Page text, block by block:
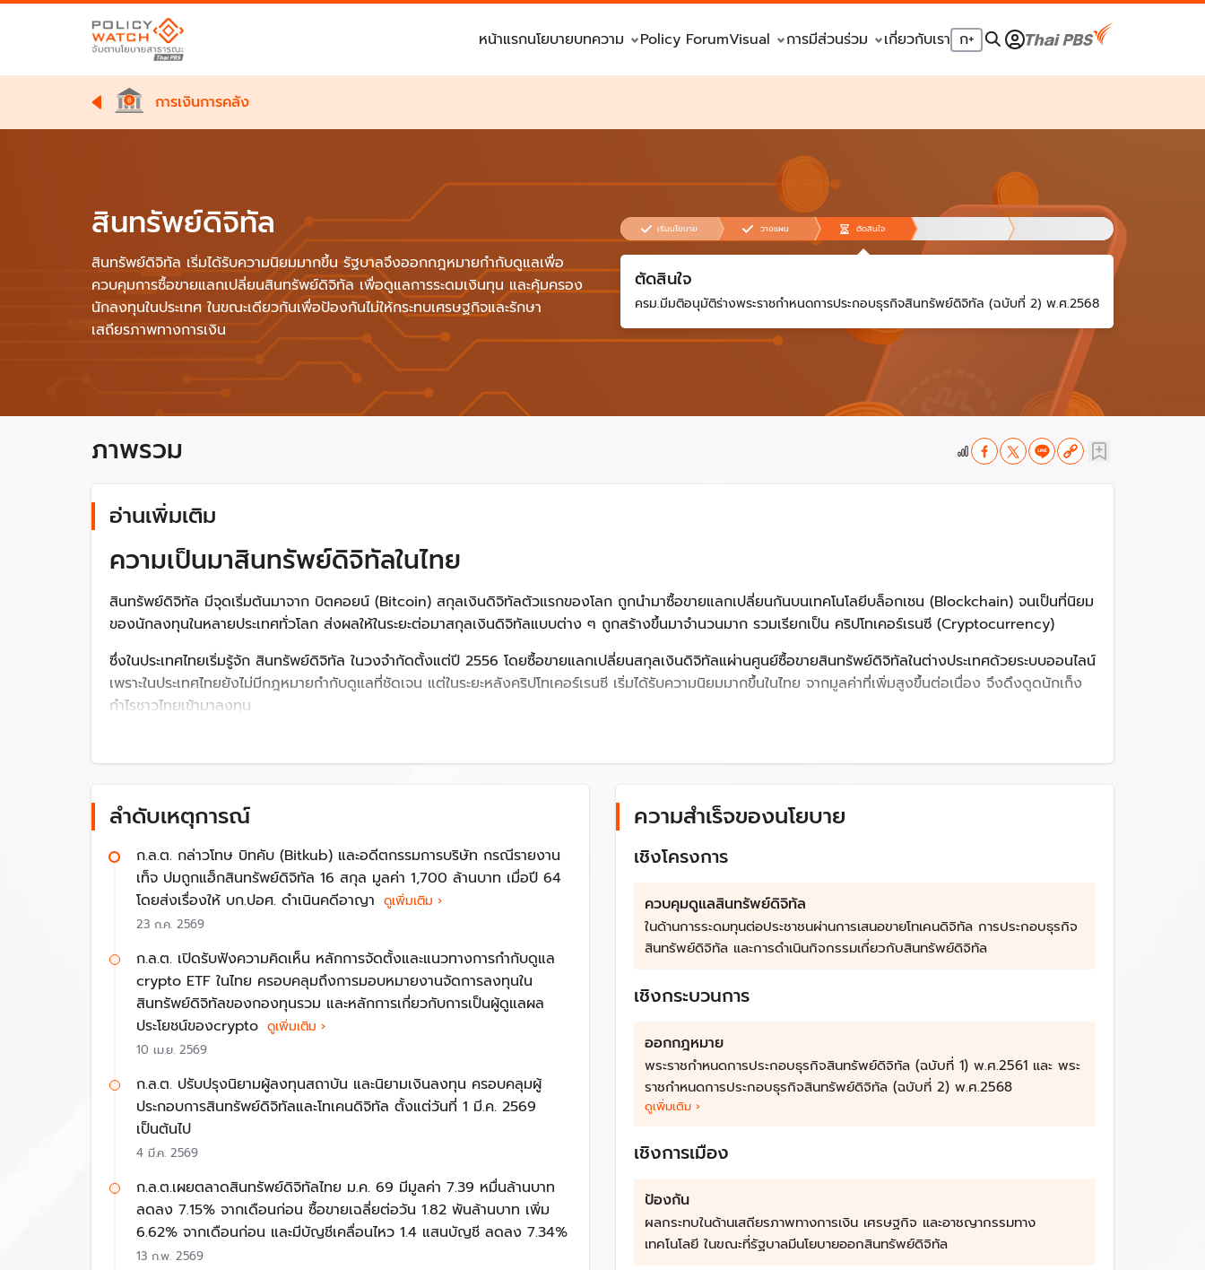
หน้าแรกนโยบายบทความ Policy ForumVisual การมีส่วนร่วม เกี่ยวกับเรา ก+
การเงินการคลัง
สินทรัพย์ดิจิทัล
สินทรัพย์ดิจิทัล เริ่มได้รับความนิยมมากขึ้น รัฐบาลจึงออกกฎหมายกำกับดูแลเพื่อ
ควบคุมการซื้อขายแลกเปลี่ยนสินทรัพย์ดิจิทัล เพื่อดูแลการระดมเงินทุน และคุ้มครอง
นักลงทุนในประเทศ ในขณะเดียวกันเพื่อป้องกันไม่ให้กระทบเศรษฐกิจและรักษา
เสถียรภาพทางการเงิน
เริ่มนโยบาย วางแผน ตัดสินใจ
ตัดสินใจ
ครม.มีมติอนุมัติร่างพระราชกำหนดการประกอบธุรกิจสินทรัพย์ดิจิทัล (ฉบับที่ 2) พ.ศ.2568
ภาพรวม
อ่านเพิ่มเติม
ความเป็นมาสินทรัพย์ดิจิทัลในไทย
สินทรัพย์ดิจิทัล มีจุดเริ่มต้นมาจาก บิตคอยน์ (Bitcoin) สกุลเงินดิจิทัลตัวแรกของโลก ถูกนำมาซื้อขายแลกเปลี่ยนกันบนเทคโนโลยีบล็อกเชน (Blockchain) จนเป็นที่นิยม
ของนักลงทุนในหลายประเทศทั่วโลก ส่งผลให้ในระยะต่อมาสกุลเงินดิจิทัลแบบต่าง ๆ ถูกสร้างขึ้นมาจำนวนมาก รวมเรียกเป็น คริปโทเคอร์เรนซี (Cryptocurrency)
ซึ่งในประเทศไทยเริ่มรู้จัก สินทรัพย์ดิจิทัล ในวงจำกัดตั้งแต่ปี 2556 โดยซื้อขายแลกเปลี่ยนสกุลเงินดิจิทัลแผ่านศูนย์ซื้อขายสินทรัพย์ดิจิทัลในต่างประเทศด้วยระบบออนไลน์
เพราะในประเทศไทยยังไม่มีกฎหมายกำกับดูแลที่ชัดเจน แต่ในระยะหลังคริปโทเคอร์เรนซี เริ่มได้รับความนิยมมากขึ้นในไทย จากมูลค่าที่เพิ่มสูงขึ้นต่อเนื่อง จึงดึงดูดนักเก็ง
กำไรชาวไทยเข้ามาลงทุน
ยั่งยืน ซึ่งจะเป็นการสนับสนุนและอำนวยความสะดวกให้กิจการที่มีศักยภาพมีเครื่องมือในการระดมทุนที่หลากหลาย ประชาชนและผู้ที่เกี่ยวข้องมีข้อมูลชัดเจนเพียงพอ เพื่อ
จนมีกลไกในการดูแลรักษาเสถียรภาพทางการเงินและระบบเศรษฐกิจโดยรวมของประเทศ
รัฐบาลจึงได้ตราพระราชกำหนดการกำกับดูแลการประกอบธุรกิจสินทรัพย์ดิจิทัล พ.ศ.2561 (พ.ร.ก.สินทรัพย์ดิจิทัลฯ) อยู่ภายใต้การบังคับใช้ของสำนักงานคณะกรรมการ
กำกับหลักทรัพย์และตลาดหลักทรัพย์ (ก.ล.ต.) มีวัตถุประสงค์เพื่อกำกับดูแลการระดมทุนต่อประชาชนผ่านการเสนอขายโทเคนดิจิทัล (Digital Token) การประกอบธุรกิจ
สินทรัพย์ดิจิทัล และการดำเนินกิจกรรมเกี่ยวกับสินทรัพย์ดิจิทัล
สินทรัพย์ดิจิทัลใต้กฎหมายไทย
1. คริปโทเคอร์เรนซี คือ หน่วยข้อมูลอิเล็กทรอนิกส์ มีวัตถุประสงค์ใช้เป็นสื่อกลางในการแลกเปลี่ยน เพื่อให้ได้มาซึ่งสินค้า บริการ หรือสิทธิอื่นใด หรือแลกเปลี่ยนระหว่าง
สินทรัพย์ดิจิทัล รวมถึงหน่วยข้อมูลอิเล็กทรอนิกส์ที่คณะกรรมการ ก.ล.ต. ประกาศกำหนดเพิ่มเติม
2.โทเคนดิจิทัล คือ หน่วยข้อมูลอิเล็กทรอนิกส์ มีวัตถุประสงค์เพื่อกำหนดสิทธิของบุคคลในการเข้าร่วมลงทุนในโครงการ หรือกิจการใด ๆ หรือกำหนดสิทธิในการได้มาซึ่ง
สินค้า บริการ หรือสิทธิอื่นใดที่เฉพาะเจาะจง ตามกำหนดในข้อตกลงระหว่างผู้ออกและผู้ถือ และหมายความรวมถึงหน่วยข้อมูลอิเล็กทรอนิกส์ที่คณะกรรมการ ก.ล.ต.
ประกาศกำหนดเพิ่มเติม
ทั้งนี้คณะกรรมการ ก.ล.ต. ได้ออกประกาศกำหนดให้คริปโทเคอร์เรนซี่ที่ผู้ออกมีวัตถุประสงค์ในการระดมทุนจากประชาชนและมีการกำหนดสิทธิของบุคคลในการเข้าร่วมลงทุน
ในโครงการหรือกิจการใด ๆ หรือมีการกำหนดสิทธิในการได้มาซึ่งสินค้าและสิทธิอื่นใด ๆ ถือเป็นโทเคนดิจิทัลด้วย
การประกอบธุรกิจสินทรัพย์ดิจิทัล
สินทรัพย์ดิจิทัลที่อยู่ภายใต้การกำกับดูแลตาม พ.ร.ก. สินทรัพย์ดิจิทัลฯ ได้แก่การประกอบธุรกิจตามประเภทดังนี้
1. ศูนย์ซื้อขายสินทรัพย์ดิจัล หมายถึง ศูนย์กลางหรือเครือข่ายใด ๆ ที่จัดให้มีขึ้นเพื่อการซื้อขายหรือแลกเปลี่ยนสินทรัพย์ดิจิทัล โดยการจับคู่หรือหาคู่สัญญาให้ หรือการจัด
ลำดับเหตุการณ์
ก.ล.ต. กล่าวโทษ บิทคับ (Bitkub) และอดีตกรรมการบริษัท กรณีรายงาน
เท็จ ปมถูกแฮ็กสินทรัพย์ดิจิทัล 16 สกุล มูลค่า 1,700 ล้านบาท เมื่อปี 64
โดยส่งเรื่องให้ บก.ปอศ. ดำเนินคดีอาญา ดูเพิ่มเติม ›
23 ก.ค. 2569
ก.ล.ต. เปิดรับฟังความคิดเห็น หลักการจัดตั้งและแนวทางการกำกับดูแล
crypto ETF ในไทย ครอบคลุมถึงการมอบหมายงานจัดการลงทุนใน
สินทรัพย์ดิจิทัลของกองทุนรวม และหลักการเกี่ยวกับการเป็นผู้ดูแลผล
ประโยชน์ของcrypto ดูเพิ่มเติม ›
10 เม.ย. 2569
ก.ล.ต. ปรับปรุงนิยามผู้ลงทุนสถาบัน และนิยามเงินลงทุน ครอบคลุมผู้
ประกอบการสินทรัพย์ดิจิทัลและโทเคนดิจิทัล ตั้งแต่วันที่ 1 มี.ค. 2569
เป็นต้นไป
4 มี.ค. 2569
ก.ล.ต.เผยตลาดสินทรัพย์ดิจิทัลไทย ม.ค. 69 มีมูลค่า 7.39 หมื่นล้านบาท
ลดลง 7.15% จากเดือนก่อน ซื้อขายเฉลี่ยต่อวัน 1.82 พันล้านบาท เพิ่ม
6.62% จากเดือนก่อน และมีบัญชีเคลื่อนไหว 1.4 แสนบัญชี ลดลง 7.34%
13 ก.พ. 2569
ความสำเร็จของนโยบาย
เชิงโครงการ
ควบคุมดูแลสินทรัพย์ดิจิทัล
ในด้านการระดมทุนต่อประชาชนผ่านการเสนอขายโทเคนดิจิทัล การประกอบธุรกิจ
สินทรัพย์ดิจิทัล และการดำเนินกิจกรรมเกี่ยวกับสินทรัพย์ดิจิทัล
เชิงกระบวนการ
ออกกฎหมาย
พระราชกำหนดการประกอบธุรกิจสินทรัพย์ดิจิทัล (ฉบับที่ 1) พ.ศ.2561 และ พระ
ราชกำหนดการประกอบธุรกิจสินทรัพย์ดิจิทัล (ฉบับที่ 2) พ.ศ.2568
ดูเพิ่มเติม ›
เชิงการเมือง
ป้องกัน
ผลกระทบในด้านเสถียรภาพทางการเงิน เศรษฐกิจ และอาชญากรรมทาง
เทคโนโลยี ในขณะที่รัฐบาลมีนโยบายออกสินทรัพย์ดิจิทัล